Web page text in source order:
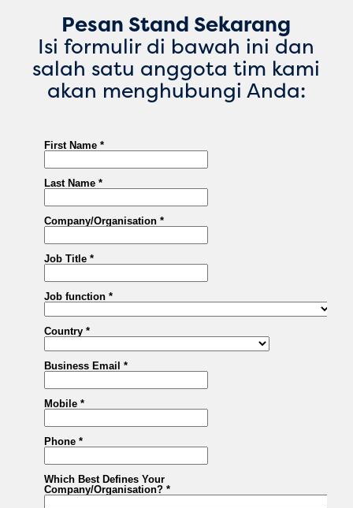
Pesan Stand Sekarang
Isi formulir di bawah ini dan
salah satu anggota tim kami
akan menghubungi Anda: